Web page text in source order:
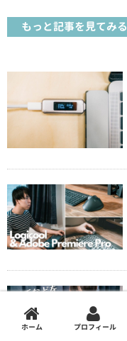
もっと記事を見てみる
ホーム プロフィール